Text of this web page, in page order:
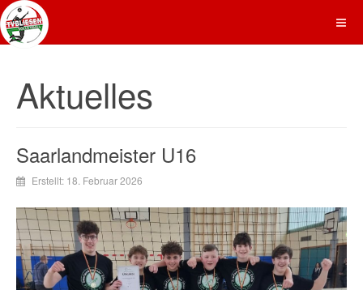
Aktuelles
Saarlandmeister U16
Erstellt: 18. Februar 2026